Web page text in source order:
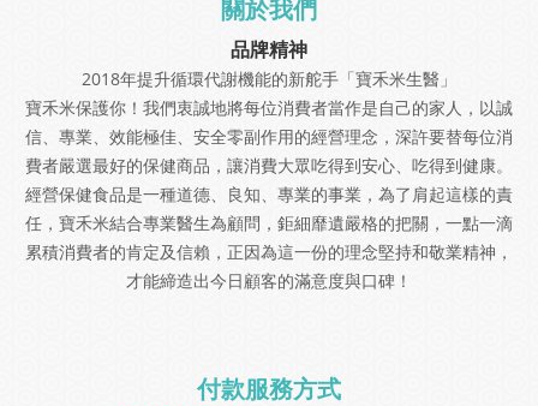
關於我們
品牌精神
2018年提升循環代謝機能的新舵手「寶禾米生醫」
寶禾米保護你！我們衷誠地將每位消費者當作是自己的家人，以誠
信、專業、效能極佳、安全零副作用的經營理念，深許要替每位消
費者嚴選最好的保健商品，讓消費大眾吃得到安心、吃得到健康。
經營保健食品是一種道德、良知、專業的事業，為了肩起這樣的責
任，寶禾米結合專業醫生為顧問，鉅細靡遺嚴格的把關，一點一滴
累積消費者的肯定及信賴，正因為這一份的理念堅持和敬業精神，
才能締造出今日顧客的滿意度與口碑！
付款服務方式